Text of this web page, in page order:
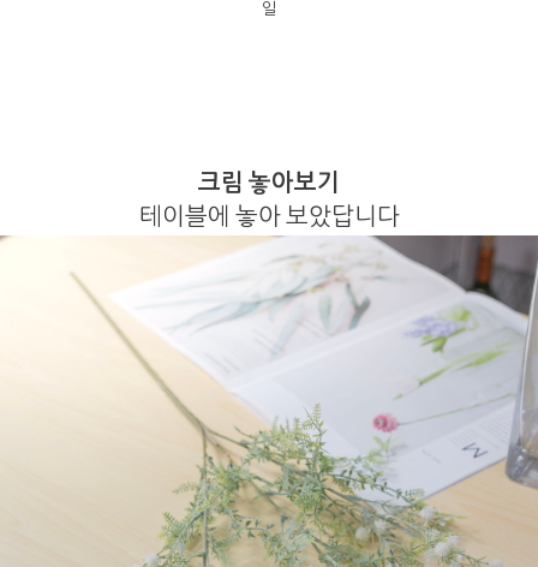
크림 놓아보기
테이블에 놓아 보았답니다